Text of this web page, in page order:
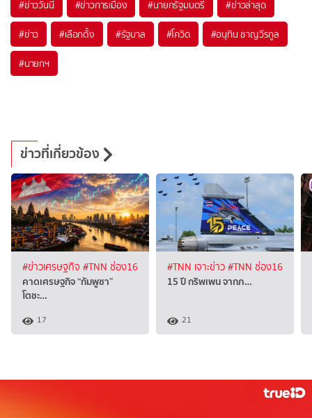
#ข่าววันนี้ #ข่าวการเมือง #นายกรัฐมนตรี #ข่าวล่าสุด
#ข่าว #เลือกตั้ง #รัฐบาล #โควิด #อนุทิน ชาญวีรกูล
#นายกฯ
ข่าวที่เกี่ยวข้อง
#ข่าวเศรษฐกิจ #TNN ช่อง16
คาดเศรษฐกิจ “กัมพูชา”
โตชะ…
17
#TNN เจาะข่าว#TNN ช่อง16
15 ปี กริพเพน จากภ…
21